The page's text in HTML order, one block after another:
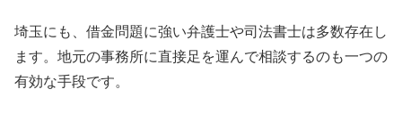
埼玉にも、借金問題に強い弁護士や司法書士は多数存在し
ます。地元の事務所に直接足を運んで相談するのも一つの
有効な手段です。